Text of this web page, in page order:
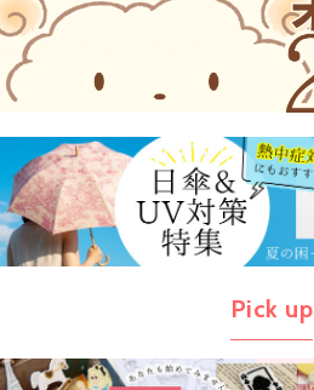
Pick up